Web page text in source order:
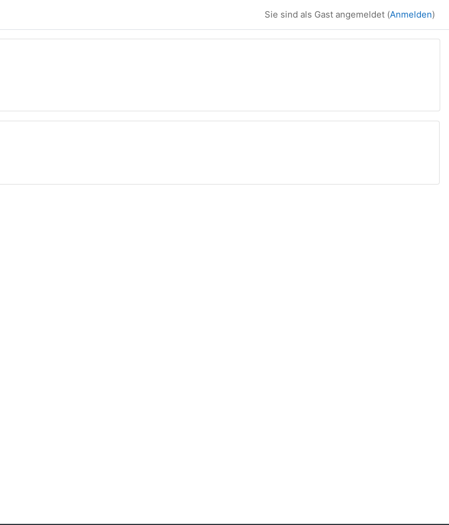
Sie sind als Gast angemeldet (Anmelden)